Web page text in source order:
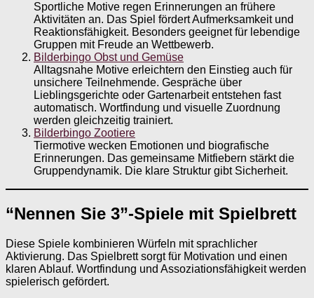
Sportliche Motive regen Erinnerungen an frühere
Aktivitäten an. Das Spiel fördert Aufmerksamkeit und
Reaktionsfähigkeit. Besonders geeignet für lebendige
Gruppen mit Freude an Wettbewerb.
Bilderbingo Obst und Gemüse
Alltagsnahe Motive erleichtern den Einstieg auch für
unsichere Teilnehmende. Gespräche über
Lieblingsgerichte oder Gartenarbeit entstehen fast
automatisch. Wortfindung und visuelle Zuordnung
werden gleichzeitig trainiert.
Bilderbingo Zootiere
Tiermotive wecken Emotionen und biografische
Erinnerungen. Das gemeinsame Mitfiebern stärkt die
Gruppendynamik. Die klare Struktur gibt Sicherheit.
“Nennen Sie 3”-Spiele mit Spielbrett
Diese Spiele kombinieren Würfeln mit sprachlicher
Aktivierung. Das Spielbrett sorgt für Motivation und einen
klaren Ablauf. Wortfindung und Assoziationsfähigkeit werden
spielerisch gefördert.